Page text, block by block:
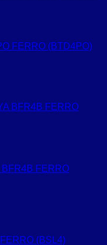
FERRO (BTD4PO)
BFR4B FERRO